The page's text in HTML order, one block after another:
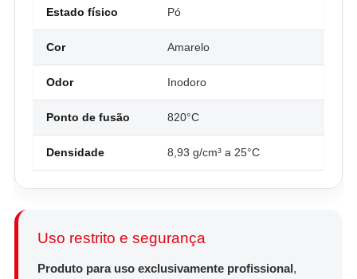
Estado físico Pó
Cor Amarelo
Odor Inodoro
Ponto de fusão 820°C
Densidade 8,93 g/cm³ a 25°C
Uso restrito e segurança
Produto para uso exclusivamente profissional,